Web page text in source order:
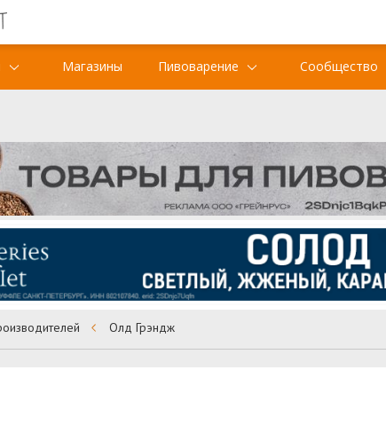
Магазины Пивоварение Сообщество
Олд Грэндж